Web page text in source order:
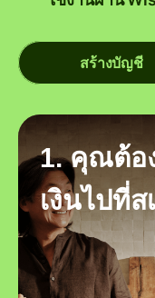
สร้างบัญชี
1. คุณต้อ
เงินไปที่ส